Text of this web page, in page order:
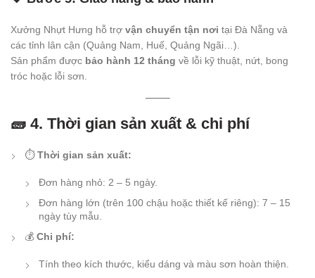
Xưởng Nhựt Hưng hỗ trợ vận chuyển tận nơi tại Đà Nẵng và
các tỉnh lân cận (Quảng Nam, Huế, Quảng Ngãi…).
Sản phẩm được bảo hành 12 tháng về lỗi kỹ thuật, nứt, bong
tróc hoặc lỗi sơn.
🧱 4. Thời gian sản xuất & chi phí
⏱️Thời gian sản xuất:
Đơn hàng nhỏ: 2 – 5 ngày.
Đơn hàng lớn (trên 100 chậu hoặc thiết kế riêng): 7 – 15
ngày tùy mẫu.
💰 Chi phí:
Tính theo kích thước, kiểu dáng và màu sơn hoàn thiện.